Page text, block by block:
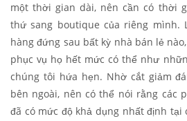
một thời gian dài, nên cần có thời
thứ sang boutique của riêng mình.
hàng đứng sau bất kỳ nhà bán lẻ
phục vụ họ hết mức có thể như
chúng tôi hứa hẹn. Nhờ cắt giảm
bên ngoài, nên có thể nói rằng các
đã có mức độ khả dụng nhất định tại